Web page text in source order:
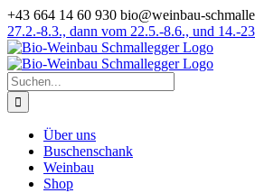
Zum
Inhalt
springen
+43 664 14 60 930 bio@weinbau-
27.2.-8.3., dann vom 22.5.-8.6., und 14.-
Facebook
Instagram
Suche
nach:
Über uns
Buschenschank
Weinbau
Shop